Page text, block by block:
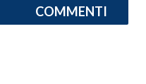
COMMENTI